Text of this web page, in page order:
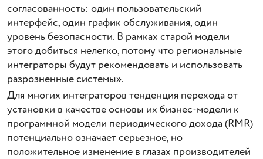
согласованность: один пользовательский
интерфейс, один график обслуживания, один
уровень безопасности. В рамках старой модели
этого добиться нелегко, потому что региональные
интеграторы будут рекомендовать и использовать
разрозненные системы».
Для многих интеграторов тенденция перехода от
установки в качестве основы их бизнес-модели к
программной модели периодического дохода (RMR)
потенциально означает серьезное, но
положительное изменение в глазах производителей